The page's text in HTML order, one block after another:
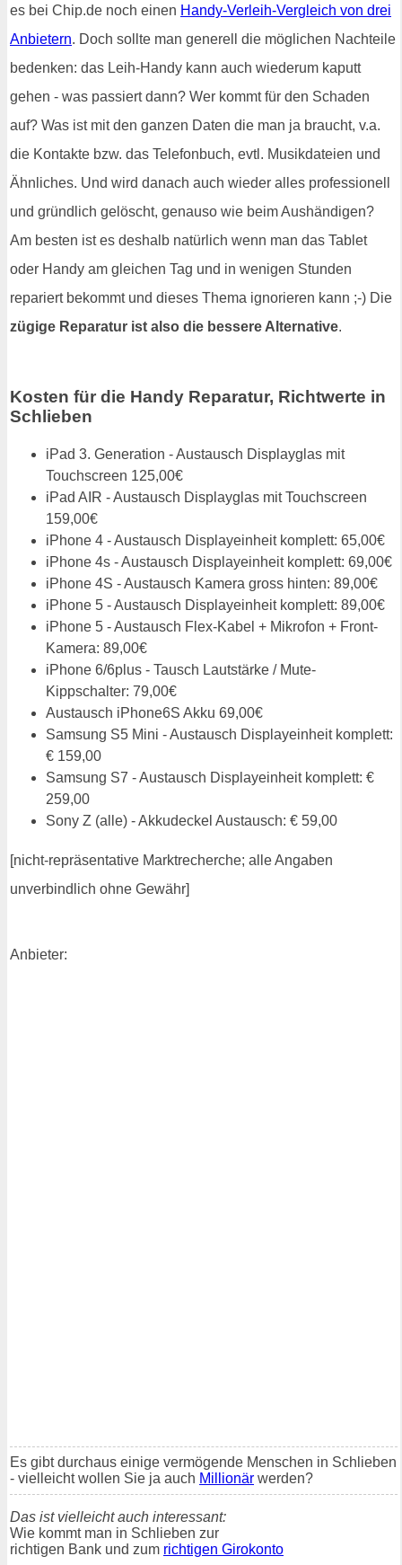
es bei Chip.de noch einen Handy-Verleih-Vergleich von drei
Anbietern. Doch sollte man generell die möglichen Nachteile
bedenken: das Leih-Handy kann auch wiederum kaputt
gehen - was passiert dann? Wer kommt für den Schaden
auf? Was ist mit den ganzen Daten die man ja braucht, v.a.
die Kontakte bzw. das Telefonbuch, evtl. Musikdateien und
Ähnliches. Und wird danach auch wieder alles professionell
und gründlich gelöscht, genauso wie beim Aushändigen?
Am besten ist es deshalb natürlich wenn man das Tablet
oder Handy am gleichen Tag und in wenigen Stunden
repariert bekommt und dieses Thema ignorieren kann ;-) Die
zügige Reparatur ist also die bessere Alternative.
Kosten für die Handy Reparatur, Richtwerte in
Schlieben
iPad 3. Generation - Austausch Displayglas mit
Touchscreen 125,00€
iPad AIR - Austausch Displayglas mit Touchscreen
159,00€
iPhone 4 - Austausch Displayeinheit komplett: 65,00€
iPhone 4s - Austausch Displayeinheit komplett: 69,00€
iPhone 4S - Austausch Kamera gross hinten: 89,00€
iPhone 5 - Austausch Displayeinheit komplett: 89,00€
iPhone 5 - Austausch Flex-Kabel + Mikrofon + Front-
Kamera: 89,00€
iPhone 6/6plus - Tausch Lautstärke / Mute-
Kippschalter: 79,00€
Austausch iPhone6S Akku 69,00€
Samsung S5 Mini - Austausch Displayeinheit komplett:
€ 159,00
Samsung S7 - Austausch Displayeinheit komplett: €
259,00
Sony Z (alle) - Akkudeckel Austausch: € 59,00
[nicht-repräsentative Marktrecherche; alle Angaben
unverbindlich ohne Gewähr]
Anbieter:
Es gibt durchaus einige vermögende Menschen in Schlieben
- vielleicht wollen Sie ja auch Millionär werden?
Das ist vielleicht auch interessant:
Wie kommt man in Schlieben zur
richtigen Bank und zum richtigen Girokonto